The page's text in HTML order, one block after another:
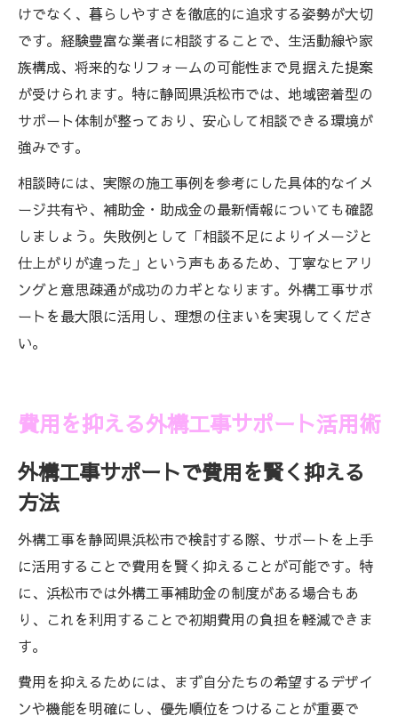
けでなく、暮らしやすさを徹底的に追求する姿勢が大切
です。経験豊富な業者に相談することで、生活動線や家
族構成、将来的なリフォームの可能性まで見据えた提案
が受けられます。特に静岡県浜松市では、地域密着型の
サポート体制が整っており、安心して相談できる環境が
強みです。
相談時には、実際の施工事例を参考にした具体的なイメ
ージ共有や、補助金・助成金の最新情報についても確認
しましょう。失敗例として「相談不足によりイメージと
仕上がりが違った」という声もあるため、丁寧なヒアリ
ングと意思疎通が成功のカギとなります。外構工事サポ
ートを最大限に活用し、理想の住まいを実現してくださ
い。
費用を抑える外構工事サポート活用術
外構工事サポートで費用を賢く抑える
方法
外構工事を静岡県浜松市で検討する際、サポートを上手
に活用することで費用を賢く抑えることが可能です。特
に、浜松市では外構工事補助金の制度がある場合もあ
り、これを利用することで初期費用の負担を軽減できま
す。
費用を抑えるためには、まず自分たちの希望するデザイ
ンや機能を明確にし、優先順位をつけることが重要で